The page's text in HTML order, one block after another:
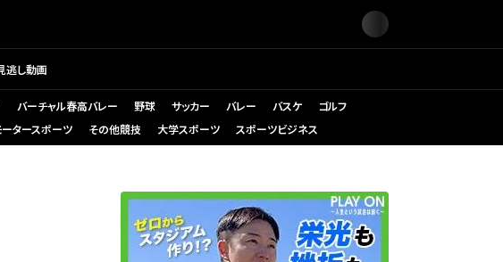
逃し動画
バーチャル春高バレー 野球 サッカー バレー バスケ
ゴルフ
ータースポーツ その他競技 大学スポーツ スポーツビジネス